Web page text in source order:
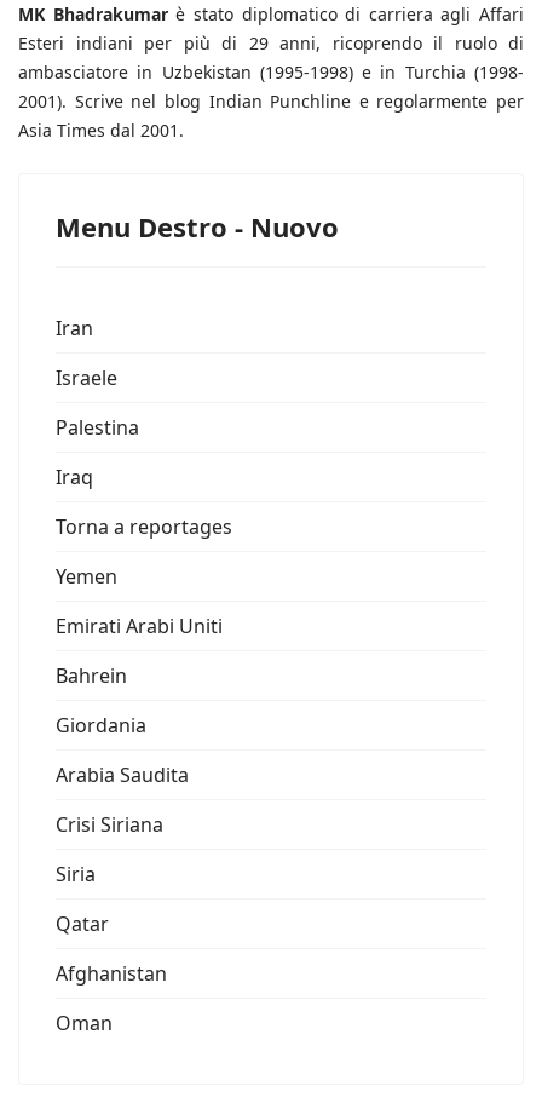
MK Bhadrakumarè stato diplomatico di carriera agli Affari
Esteri indiani per più di 29 anni, ricoprendo il ruolo di
ambasciatore in Uzbekistan (1995-1998) e in Turchia (1998-
2001). Scrive nel blog Indian Punchline e regolarmente per
Asia Times dal 2001.
Menu Destro - Nuovo
Iran
Israele
Palestina
Iraq
Torna a reportages
Yemen
Emirati Arabi Uniti
Bahrein
Giordania
Arabia Saudita
Crisi Siriana
Siria
Qatar
Afghanistan
Oman